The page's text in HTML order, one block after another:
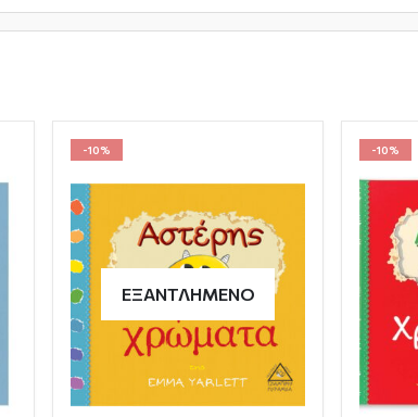
-10%
ΕΞΑΝΤΛΗΜΈΝΟ
-10%